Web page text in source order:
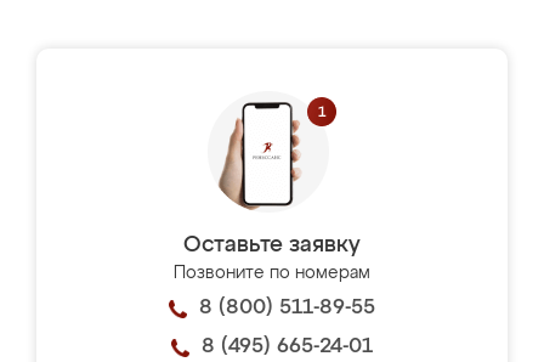
Оставьте заявку
Позвоните по номерам
8 (800) 511-89-55
8 (495) 665-24-01